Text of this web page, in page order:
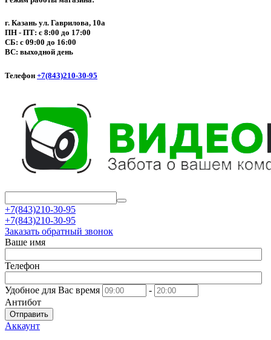
г. Казань ул. Гаврилова, 10а
ПН - ПТ: с 8:00 до 17:00
СБ: с 09:00 до 16:00
ВС: выходной день
Телефон +7(843)210-30-95
+7(843)210-30-95
+7(843)210-30-95
Заказать обратный звонок
Ваше имя
Телефон
Удобное для Вас время
-
Антибот
Отправить
Аккаунт